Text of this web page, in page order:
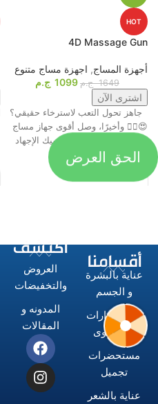
HOT
4D Massage Gun
أجهزة المساج, اجهزة مساج متنوع
1649 ج.م 1099 ج.م
اشترى الآن
جاهز تحول التعب لاسترخاء حقيقي؟
😍💆‍♂️ وأخيرًا، وصل أقوى جهاز مساج
رباعي الرؤوس اللي هينسيك الإجهاد
تمامًا! 🔥
أقسامنا
عناية بالبشرة
و الجسم
الاستشوارات
و المكاوى
مستحضرات
تجميل
عناية بالشعر
اكتشف
العروض
والتخفيضات
المدونه و
المقالات
الحق العرض